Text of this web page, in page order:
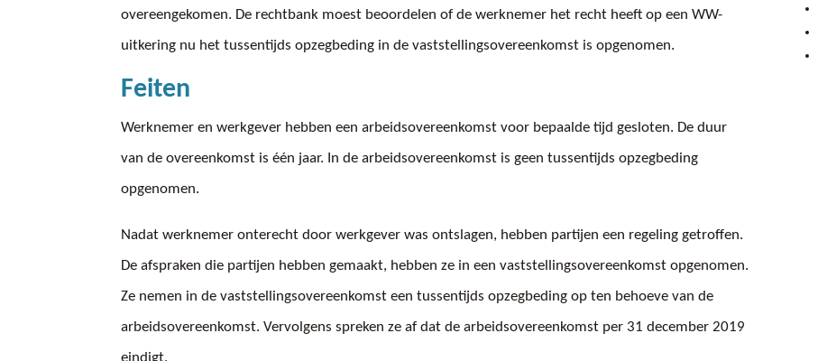
overeengekomen. De rechtbank moest beoordelen of de werknemer het recht heeft op een WW-
uitkering nu het tussentijds opzegbeding in de vaststellingsovereenkomst is opgenomen.
Feiten
Werknemer en werkgever hebben een arbeidsovereenkomst voor bepaalde tijd gesloten. De duur
van de overeenkomst is één jaar. In de arbeidsovereenkomst is geen tussentijds opzegbeding
opgenomen.
Nadat werknemer onterecht door werkgever was ontslagen, hebben partijen een regeling getroffen.
De afspraken die partijen hebben gemaakt, hebben ze in een vaststellingsovereenkomst opgenomen.
Ze nemen in de vaststellingsovereenkomst een tussentijds opzegbeding op ten behoeve van de
arbeidsovereenkomst. Vervolgens spreken ze af dat de arbeidsovereenkomst per 31 december 2019